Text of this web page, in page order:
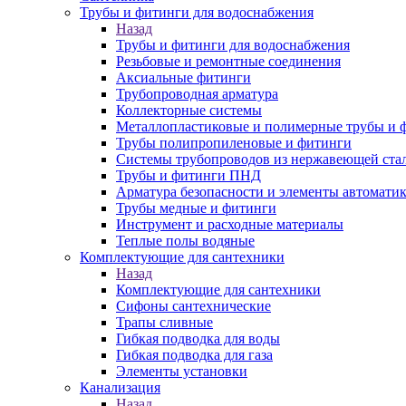
Трубы и фитинги для водоснабжения
Назад
Трубы и фитинги для водоснабжения
Резьбовые и ремонтные соединения
Аксиальные фитинги
Трубопроводная арматура
Коллекторные системы
Металлопластиковые и полимерные трубы и
Трубы полипропиленовые и фитинги
Системы трубопроводов из нержавеющей
Трубы и фитинги ПНД
Арматура безопасности и элементы
Трубы медные и фитинги
Инструмент и расходные материалы
Теплые полы водяные
Комплектующие для сантехники
Назад
Комплектующие для сантехники
Сифоны сантехнические
Трапы сливные
Гибкая подводка для воды
Гибкая подводка для газа
Элементы установки
Канализация